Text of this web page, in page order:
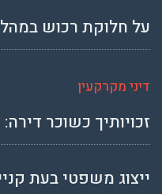
על חלוקת רכוש
דיני מקרקעין
זכויותיך כשוכר
ייצוג משפטי בעת